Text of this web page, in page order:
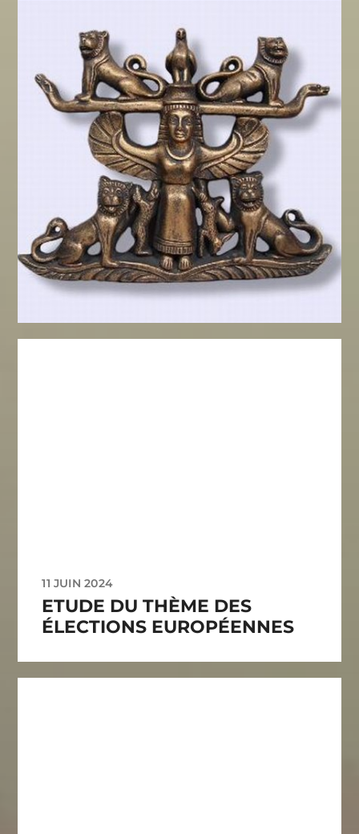
11 JUIN 2024
ETUDE DU THÈME DES
ÉLECTIONS EUROPÉENNES